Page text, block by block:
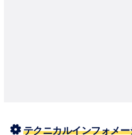
テクニカルインフォメー